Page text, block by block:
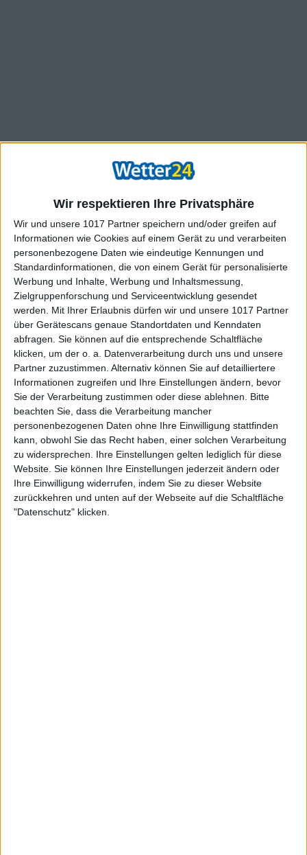
Wir respektieren Ihre Privatsphäre
Wir und unsere 1017 Partner speichern und/oder greifen auf
Informationen wie Cookies auf einem Gerät zu und verarbeiten
personenbezogene Daten wie eindeutige Kennungen und
Standardinformationen, die von einem Gerät für personalisierte
Werbung und Inhalte, Werbung und Inhaltsmessung,
Zielgruppenforschung und Serviceentwicklung gesendet
werden.
Mit Ihrer Erlaubnis dürfen wir und unsere 1017 Partner
über Gerätescans genaue Standortdaten und Kenndaten
abfragen. Sie können auf die entsprechende Schaltfläche
klicken, um der o. a. Datenverarbeitung durch uns und unsere
Partner zuzustimmen. Alternativ können Sie auf detailliertere
Informationen zugreifen und Ihre Einstellungen ändern, bevor
Sie der Verarbeitung zustimmen oder diese ablehnen.
Bitte
beachten Sie, dass die Verarbeitung mancher
personenbezogenen Daten ohne Ihre Einwilligung stattfinden
kann, obwohl Sie das Recht haben, einer solchen Verarbeitung
zu widersprechen. Ihre Einstellungen gelten lediglich für diese
Website. Sie können Ihre Einstellungen jederzeit ändern oder
Ihre Einwilligung widerrufen, indem Sie zu dieser Website
zurückkehren und unten auf der Webseite auf die Schaltfläche
"Datenschutz" klicken.